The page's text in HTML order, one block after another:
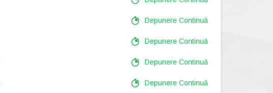
Depunere Continuă
Depunere Continuă
Depunere Continuă
Depunere Continuă